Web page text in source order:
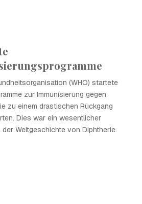
(WHO) startete
zur Immunisierung gegen
zu einem drastischen Rückgang
Dies war ein wesentlicher
Weltgeschichte von Diphtherie.